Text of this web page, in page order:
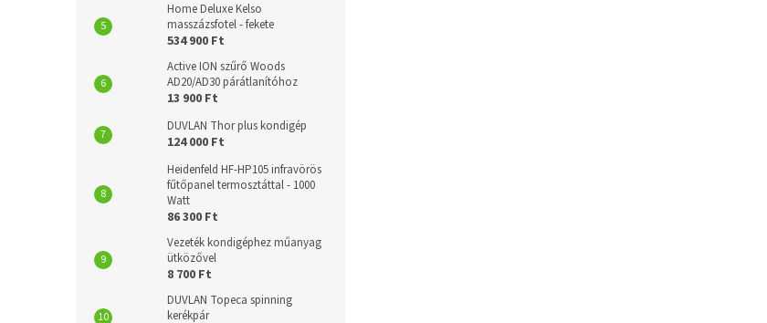
Home Deluxe Kelso
masszázsfotel - fekete
534 900 Ft
Active ION szűrő Woods
AD20/AD30 párátlanítóhoz
13 900 Ft
DUVLAN Thor plus kondigép
124 000 Ft
Heidenfeld HF-HP105 infravörös
fűtőpanel termosztáttal - 1000
Watt
86 300 Ft
Vezeték kondigéphez műanyag
ütközővel
8 700 Ft
DUVLAN Topeca spinning
kerékpár